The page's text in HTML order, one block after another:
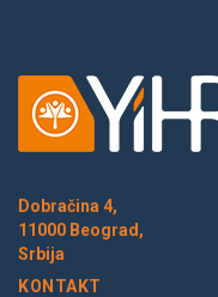
Dobračina 4,
11000 Beograd,
Srbija
KONTAKT